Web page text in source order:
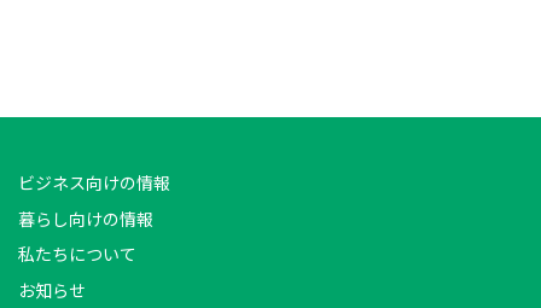
ビジネス向けの情報
暮らし向けの情報
私たちについて
お知らせ